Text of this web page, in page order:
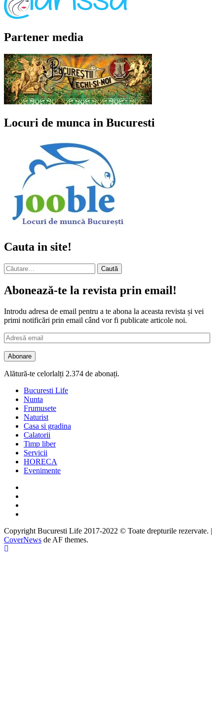
Partener media
Locuri de munca in Bucuresti
Cauta in site!
Caută
după:
Abonează-te la revista prin email!
Introdu adresa de email pentru a te abona la aceasta revista și vei
primi notificări prin email când vor fi publicate articole noi.
Adresă
email
Abonare
Alătură-te celorlalți 2.374 de abonați.
Bucuresti Life
Nunta
Frumusete
Naturist
Casa si gradina
Calatorii
Timp liber
Servicii
HORECA
Evenimente
Copyright Bucuresti Life 2017-2022 © Toate drepturile rezervate. |
CoverNews de AF themes.